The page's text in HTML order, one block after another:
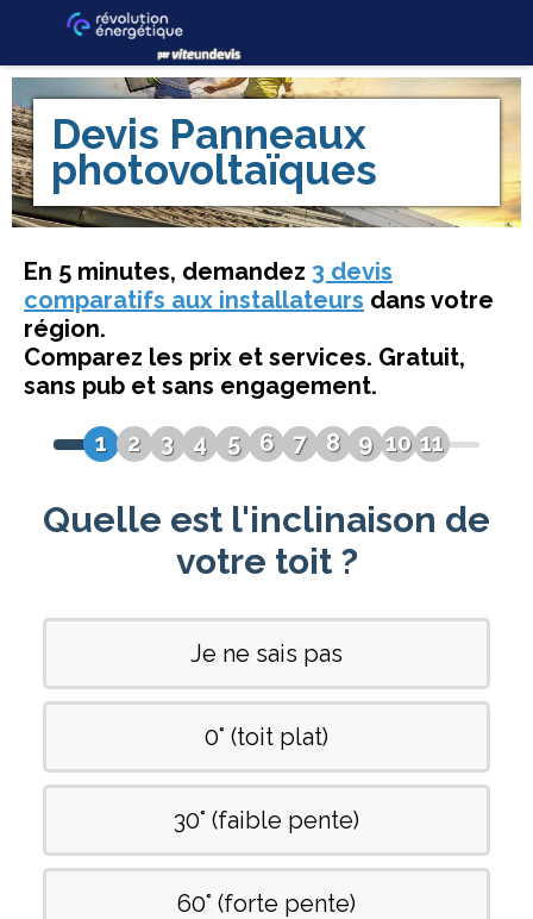
Devis Panneaux
photovoltaïques
En 5 minutes, demandez 3 devis
comparatifs aux installateurs dans votre
région.
Comparez les prix et services. Gratuit,
sans pub et sans engagement.
1
2 3 4 5 6 7 8 9 10 11
Quelle est l'inclinaison de
votre toit ?
Je ne sais pas
0° (toit plat)
30° (faible pente)
60° (forte pente)